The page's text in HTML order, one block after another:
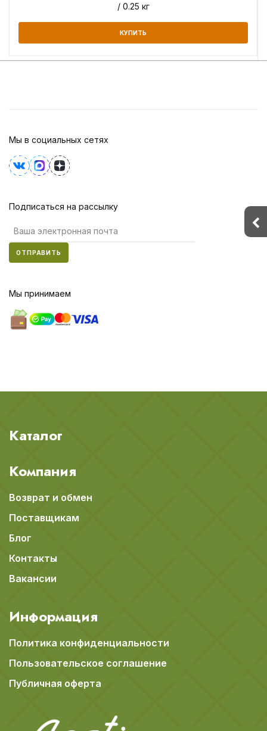
/ 0.25 кг
КУПИТЬ
Мы в социальных сетях
Подписаться на рассылку
ОТПРАВИТЬ
Мы принимаем
Каталог
Компания
Возврат и обмен
Поставщикам
Блог
Контакты
Вакансии
Информация
Политика конфиденциальности
Пользовательское соглашение
Публичная оферта